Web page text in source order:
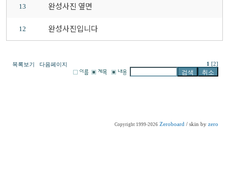
13 완성사진 옆면
12 완성사진입니다
목록보기 다음페이지 1 [2]
Copyright 1999-2026 Zeroboard / skin by zero